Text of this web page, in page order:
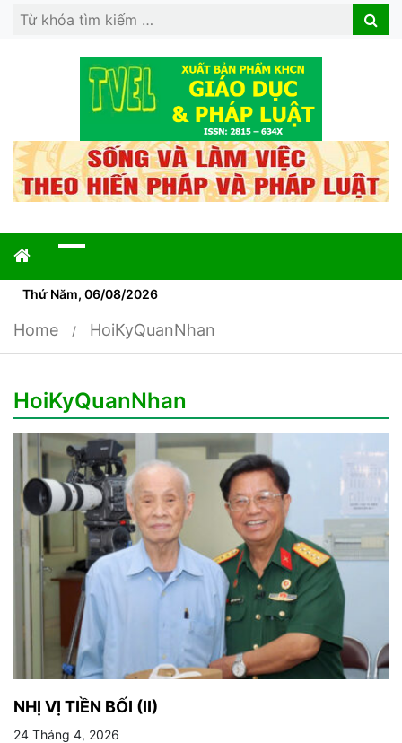
Search
Search
Thứ Năm, 06/08/2026
Home HoiKyQuanNhan
HoiKyQuanNhan
NHỊ VỊ TIỀN BỐI (II)
24 Tháng 4, 2026